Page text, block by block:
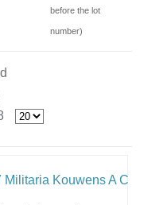
before the lot
number)